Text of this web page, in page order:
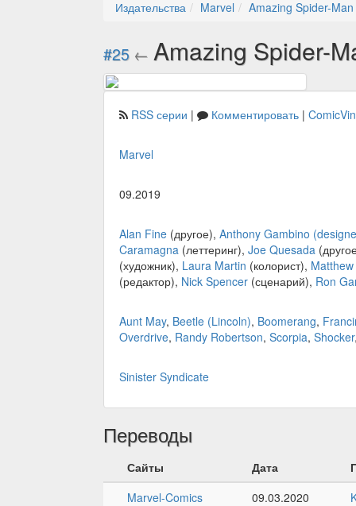
Издательства Marvel Amazing Spider-
#25 ← Amazing Spider-
RSS серии | Комментировать |
Marvel
09.2019
Alan Fine (другое), Anthony Gambino
Caramagna (леттеринг), Joe Quesada
(художник), Laura Martin (колорист),
(редактор), Nick Spencer (сценарий), Ron
Aunt May, Beetle (Lincoln), Boomerang,
Overdrive, Randy Robertson, Scorpia, Shocker
Sinister Syndicate
Переводы
Сайты Дата
Marvel-Comics
09.03.2020